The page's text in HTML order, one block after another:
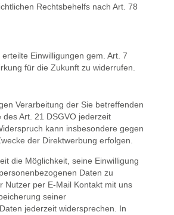
Rechtsbehelfs nach Art. 78
Einwilligungen gem. Art. 7
für die Zukunft zu widerrufen.
Verarbeitung der Sie betreffenden
Art. 21 DSGVO jederzeit
kann insbesondere gegen
der Direktwerbung erfolgen.
die Möglichkeit, seine Einwilligung
Daten zu
Nutzer per E-Mail Kontakt mit uns
seiner
jederzeit widersprechen. In